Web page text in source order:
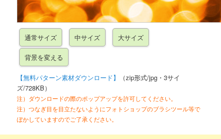
【無料パターン素材ダウンロード】
（zip形式/jpg・3サイ
ズ/728KB）
注）ダウンロードの際のポップアップを許可してください。
注）つなぎ目を目立たないようにフォトショップのブラシツール等で
ぼかしていますのでご了承ください。